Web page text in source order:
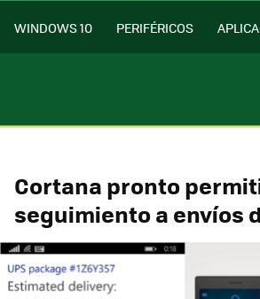
WINDOWS 10 PERIFÉRICOS
Cortana pronto
seguimiento a envíos